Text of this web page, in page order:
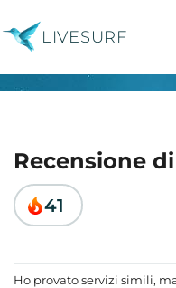
LIVESURF
Recensione
41
Ho provato servizi simili,